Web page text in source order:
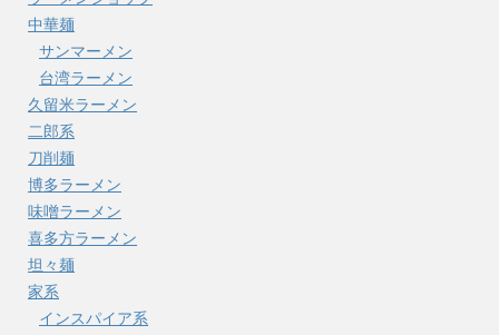
中華麺
サンマーメン
台湾ラーメン
久留米ラーメン
二郎系
刀削麺
博多ラーメン
味噌ラーメン
喜多方ラーメン
坦々麺
家系
インスパイア系